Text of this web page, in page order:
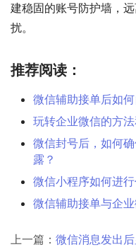
建稳固的账号防护墙，
扰。
推荐阅读：
微信辅助接单后如
玩转企业微信的方
微信封号后，如何
露？
微信小程序如何进
微信辅助接单与企
上一篇： 微信消息发出